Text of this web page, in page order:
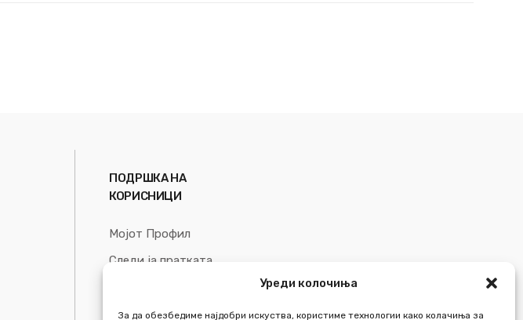
Уреди колочиња
За да обезбедиме најдобри искуства, користиме технологии како колачиња за
ПОДРШКА НА
КОРИСНИЦИ
Мојот Профил
Следи ја пратката
За Нас